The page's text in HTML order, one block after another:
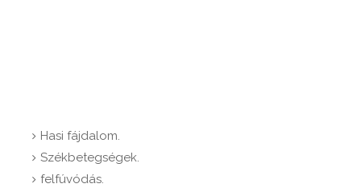
Hasi fájdalom.
Székbetegségek.
felfúvódás.